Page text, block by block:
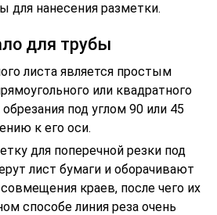
для нанесения разметки.
для трубы
листа является простым
или квадратного
под углом 90 или 45
к его оси.
для поперечной резки под
лист бумаги и оборачивают
краев, после чего их
способе линия реза очень